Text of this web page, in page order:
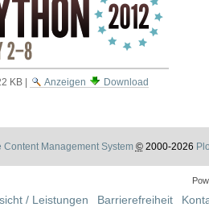
KB| Anzeigen Download
Management System ©2000-2026
/ Leistungen Barrierefreiheit